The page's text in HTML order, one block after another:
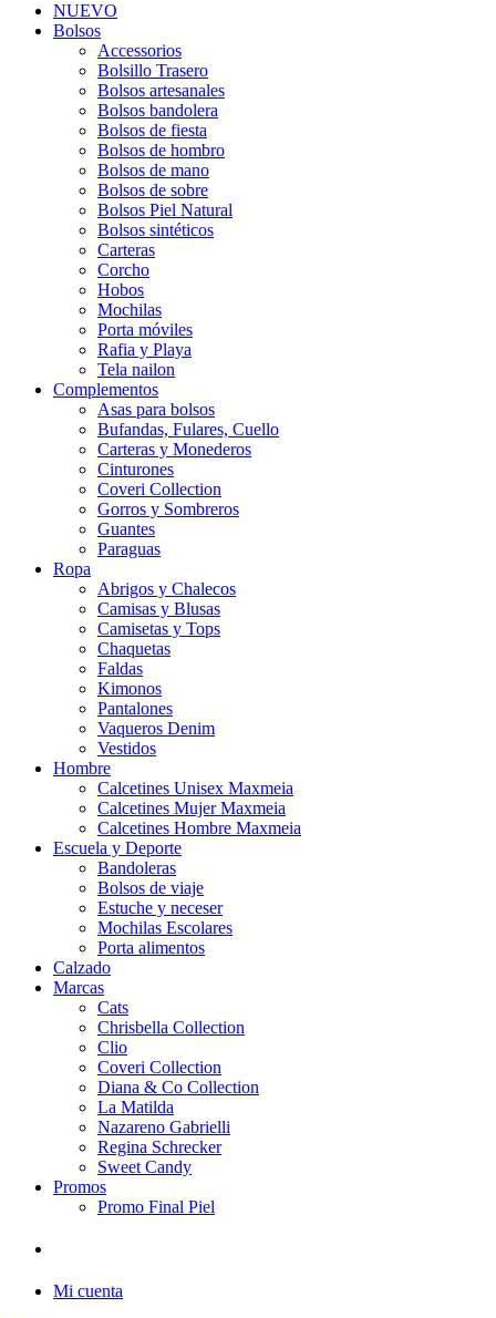
NUEVO
Bolsos
Accessorios
Bolsillo Trasero
Bolsos artesanales
Bolsos bandolera
Bolsos de fiesta
Bolsos de hombro
Bolsos de mano
Bolsos de sobre
Bolsos Piel Natural
Bolsos sintéticos
Carteras
Corcho
Hobos
Mochilas
Porta móviles
Rafia y Playa
Tela nailon
Complementos
Asas para bolsos
Bufandas, Fulares, Cuello
Carteras y Monederos
Cinturones
Coveri Collection
Gorros y Sombreros
Guantes
Paraguas
Ropa
Abrigos y Chalecos
Camisas y Blusas
Camisetas y Tops
Chaquetas
Faldas
Kimonos
Pantalones
Vaqueros Denim
Vestidos
Hombre
Calcetines Unisex Maxmeia
Calcetines Mujer Maxmeia
Calcetines Hombre Maxmeia
Escuela y Deporte
Bandoleras
Bolsos de viaje
Estuche y neceser
Mochilas Escolares
Porta alimentos
Calzado
Marcas
Cats
Chrisbella Collection
Clio
Coveri Collection
Diana & Co Collection
La Matilda
Nazareno Gabrielli
Regina Schrecker
Sweet Candy
Promos
Promo Final Piel
Mi cuenta